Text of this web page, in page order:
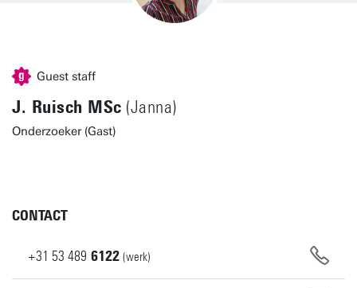
Guest staff
J. Ruisch MSc (Janna)
Onderzoeker (Gast)
CONTACT
+31 53 489 6122 (werk)